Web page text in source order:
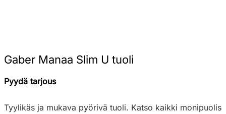
Gaber Manaa Slim U tuoli
Pyydä tarjous
Tyylikäs ja mukava pyörivä tuoli. Katso kaikki